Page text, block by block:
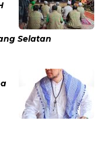
Selatan